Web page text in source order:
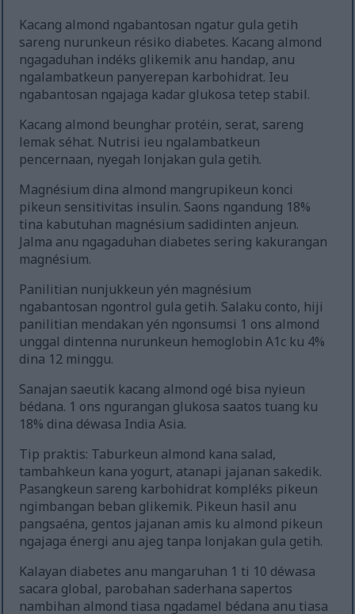
Kacang almond ngabantosan ngatur gula getih
sareng nurunkeun résiko diabetes. Kacang almond
ngagaduhan indéks glikemik anu handap, anu
ngalambatkeun panyerepan karbohidrat. Ieu
ngabantosan ngajaga kadar glukosa tetep stabil.
Kacang almond beunghar protéin, serat, sareng
lemak séhat. Nutrisi ieu ngalambatkeun
pencernaan, nyegah lonjakan gula getih.
Magnésium dina almond mangrupikeun konci
pikeun sensitivitas insulin. Saons ngandung 18%
tina kabutuhan magnésium sadidinten anjeun.
Jalma anu ngagaduhan diabetes sering kakurangan
magnésium.
Panilitian nunjukkeun yén magnésium
ngabantosan ngontrol gula getih. Salaku conto, hiji
panilitian mendakan yén ngonsumsi 1 ons almond
unggal dintenna nurunkeun hemoglobin A1c ku 4%
dina 12 minggu.
Sanajan saeutik kacang almond ogé bisa nyieun
bédana. 1 ons ngurangan glukosa saatos tuang ku
18% dina déwasa India Asia.
Tip praktis: Taburkeun almond kana salad,
tambahkeun kana yogurt, atanapi jajanan sakedik.
Pasangkeun sareng karbohidrat kompléks pikeun
ngimbangan beban glikemik. Pikeun hasil anu
pangsaéna, gentos jajanan amis ku almond pikeun
ngajaga énergi anu ajeg tanpa lonjakan gula getih.
Kalayan diabetes anu mangaruhan 1 ti 10 déwasa
sacara global, parobahan saderhana sapertos
nambihan almond tiasa ngadamel bédana anu tiasa